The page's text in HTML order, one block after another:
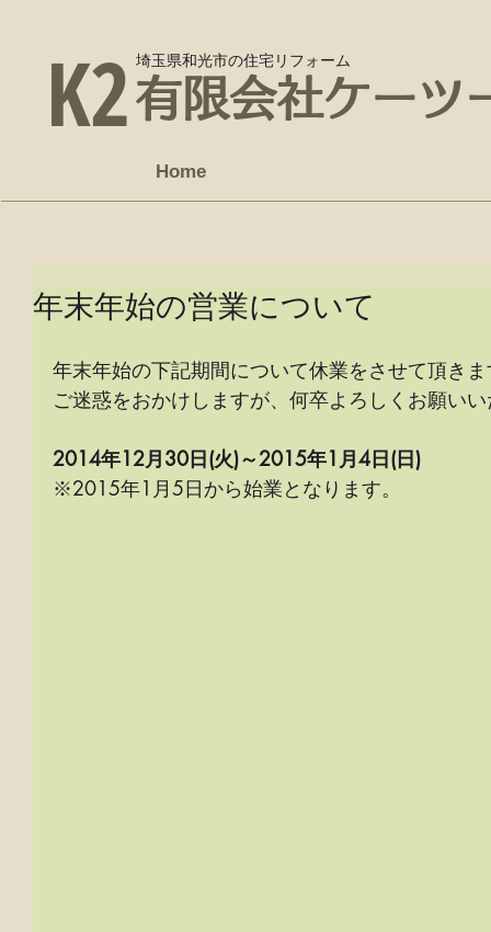
埼玉県和光市の住宅リフォーム
有限会社ケーツ
K2
Home
年末年始の営業について
年末年始の下記期間について休業をさせて頂き
ご迷惑をおかけしますが、何卒よろしくお願い
2014年12月30日(火)～2015年1月4日(日)
※2015年1月5日から始業となります。